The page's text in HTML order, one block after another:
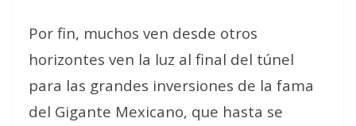
Por fin, muchos ven desde otros
horizontes ven la luz al final del túnel
para las grandes inversiones de la fama
del Gigante Mexicano, que hasta se